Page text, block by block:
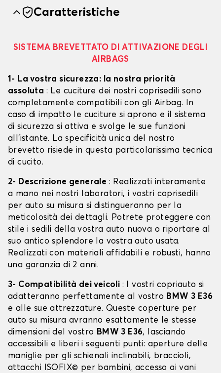
Caratteristiche
SISTEMA BREVETTATO DI ATTIVAZIONE DEGLI
AIRBAGS
1- La vostra sicurezza: la nostra priorità
assoluta : Le cuciture dei nostri coprisedili sono
completamente compatibili con gli Airbag. In
caso di impatto le cuciture si aprono e il sistema
di sicurezza si attiva e svolge le sue funzioni
all'istante. La specificità unica del nostro
brevetto risiede in questa particolarissima tecnica
di cucito.
2- Descrizione generale : Realizzati interamente
a mano nei nostri laboratori, i vostri coprisedili
per auto su misura si distingueranno per la
meticolosità dei dettagli. Potrete proteggere con
stile i sedili della vostra auto nuova o riportare al
suo antico splendore la vostra auto usata.
Realizzati con materiali affidabili e robusti, hanno
una garanzia di 2 anni.
3- Compatibilità dei veicoli : I vostri copriauto si
adatteranno perfettamente al vostro BMW 3 E36
e alle sue attrezzature. Queste coperture per
auto su misura avranno esattamente le stesse
dimensioni del vostro BMW 3 E36, lasciando
accessibili e liberi i seguenti punti: aperture delle
maniglie per gli schienali inclinabili, braccioli,
attacchi ISOFIX© per bambini, accesso ai vani